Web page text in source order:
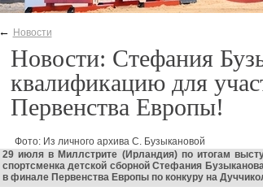
← Новости
Новости: Стефания
квалификацию для
Первенства Европы!
Фото: Из личного архива С. Бузыкановой
29 июля в Миллстрите (Ирландия) по итогам
спортсменка детской сборной Стефания
в финале Первенства Европы по конкуру на